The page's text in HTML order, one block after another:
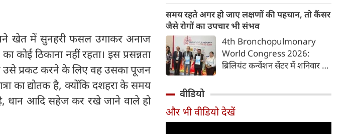
खेत में सुनहरी फसल उगाकर अनाज
ठिकाना नहीं रहता। इस प्रसन्नता
प्रकट करने के लिए वह उसका पूजन
का द्योतक है, क्योंकि दशहरा के समय
है, धान आदि सहेज कर रखे जाने वाले हो
लाजवाब हों। यहां आपके लिये प्रस्तुत
हैं पकौड़ों से लेकर कॉर्न फ्रिटर्स तक
के कई मसालेदार स्नैक्स की ऐसी
रेसिपीज, जिन्हें आप घर पर कम
समय में आसानी से तैयार कर सकते
हैं।
समय रहते अगर हो जाए लक्षणों की पहचान, तो कैंसर
जैसे रोगों का उपचार भी संभव
4th Bronchopulmonary
World Congress 2026:
ब्रिलियंट कन्वेंशन सेंटर में शनिवार से
विदेश से आए पल्मोनोलॉजिस्ट,
क्रिटिकल केयर विशेषज्ञ, थोरासिक
वीडियो
और भी वीडियो देखें